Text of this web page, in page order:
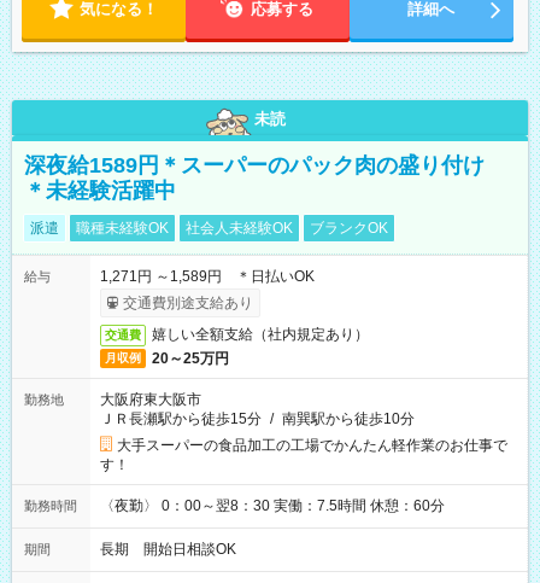
気になる！ 応募する 詳細へ
未読
深夜給1589円＊スーパーのパック肉の盛り付け
＊未経験活躍中
派遣 職種未経験OK 社会人未経験OK ブランクOK
給与
1,271円 ～1,589円 ＊日払いOK
交通費別途支給あり
交通費 嬉しい全額支給（社内規定あり）
月収例 20～25万円
勤務地
大阪府東大阪市
ＪＲ長瀬駅から徒歩15分 / 南巽駅から徒歩10分
大手スーパーの食品加工の工場でかんたん軽作業のお仕事で
す！
勤務時間 〈夜勤〉 0：00～翌8：30 実働：7.5時間 休憩：60分
期間 長期 開始日相談OK